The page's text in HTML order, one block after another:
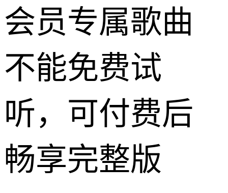
会员专属歌曲
不能免费试
听，可付费后
畅享完整版